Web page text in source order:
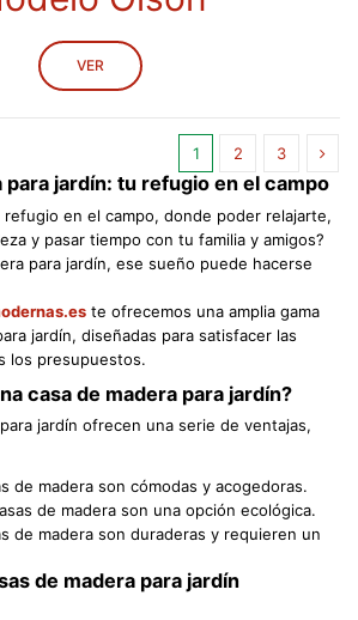
VER
1 2 3
para jardín: tu refugio en el campo
en el campo, donde poder relajarte,
y pasar tiempo con tu familia y amigos?
para jardín, ese sueño puede hacerse
te ofrecemos una amplia gama
jardín, diseñadas para satisfacer las
los presupuestos.
casa de madera para jardín?
jardín ofrecen una serie de ventajas,
de madera son cómodas y acogedoras.
de madera son una opción ecológica.
de madera son duraderas y requieren un
de madera para jardín